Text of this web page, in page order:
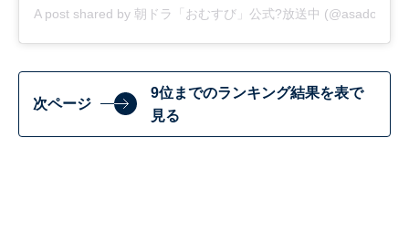
A post shared by 朝ドラ「おむすび」公式?放送中
次ページ
9位までのランキング結果を表で
見る